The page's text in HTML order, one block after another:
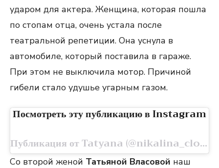
ударом для актера. Женщина, которая пошла
по стопам отца, очень устала после
театральной репетиции. Она уснула в
автомобиле, который поставила в гараже.
При этом не выключила мотор. Причиной
гибели стало удушье угарным газом.
Посмотреть эту публикацию в Instagram
Публикация от Tatyana (@nikalina_cloud)
Со второй женой Татьяной Власовой наш